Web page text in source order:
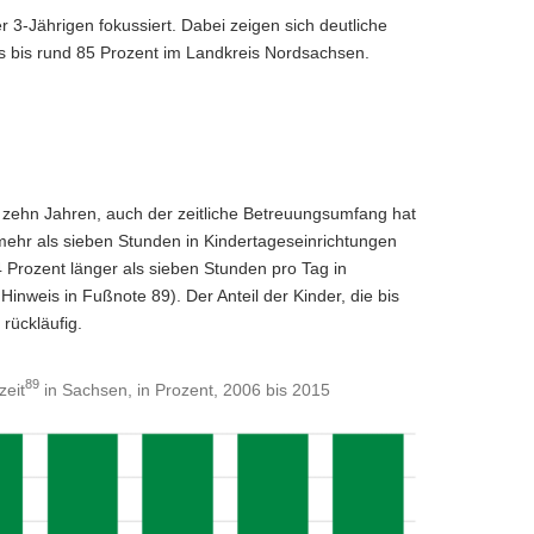
Jährigen fokussiert. Dabei zeigen sich deutliche
rund 85 Prozent im Landkreis Nordsachsen.
Jahren, auch der zeitliche Betreuungsumfang hat
als sieben Stunden in Kindertageseinrichtungen
länger als sieben Stunden pro Tag in
in Fußnote 89). Der Anteil der Kinder, die bis
89 in Sachsen, in Prozent, 2006 bis 2015